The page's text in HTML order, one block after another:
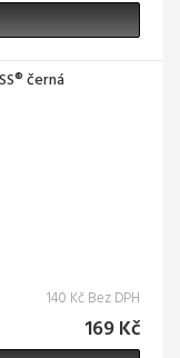
černá
140 Kč Bez DPH
169 Kč